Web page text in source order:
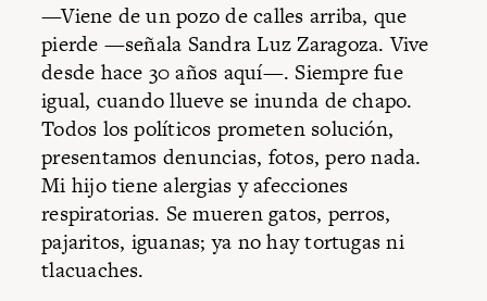
—Viene de un pozo de calles arriba, que
pierde —señala Sandra Luz Zaragoza. Vive
desde hace 30 años aquí—. Siempre fue
igual, cuando llueve se inunda de chapo.
Todos los políticos prometen solución,
presentamos denuncias, fotos, pero nada.
Mi hijo tiene alergias y afecciones
respiratorias. Se mueren gatos, perros,
pajaritos, iguanas; ya no hay tortugas ni
tlacuaches.